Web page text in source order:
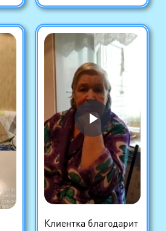
Клиентка благодарит